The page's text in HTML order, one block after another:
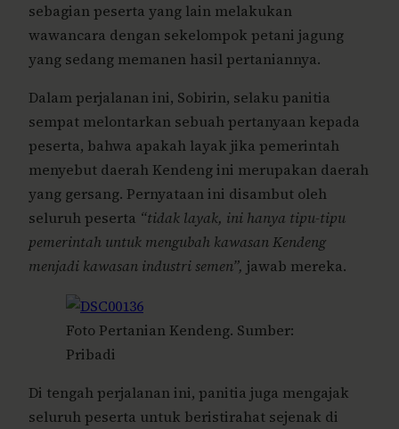
sebagian peserta yang lain melakukan
wawancara dengan sekelompok petani jagung
yang sedang memanen hasil pertaniannya.
Dalam perjalanan ini, Sobirin, selaku panitia
sempat melontarkan sebuah pertanyaan kepada
peserta, bahwa apakah layak jika pemerintah
menyebut daerah Kendeng ini merupakan daerah
yang gersang. Pernyataan ini disambut oleh
seluruh peserta “tidak layak, ini hanya tipu-tipu
pemerintah untuk mengubah kawasan Kendeng
menjadi kawasan industri semen”, jawab mereka.
Foto Pertanian Kendeng. Sumber:
Pribadi
Di tengah perjalanan ini, panitia juga mengajak
seluruh peserta untuk beristirahat sejenak di